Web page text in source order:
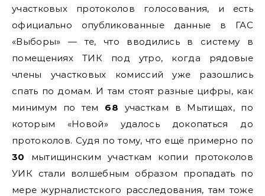
участковых протоколов голосования, и есть
официально опубликованные данные в ГАС
«Выборы» — те, что вводились в систему в
помещениях ТИК под утро, когда рядовые
члены участковых комиссий уже разошлись
спать по домам. И там стоят разные цифры, как
минимум по тем 68 участкам в Мытищах, по
которым «Новой» удалось докопаться до
протоколов. Судя по тому, что ещё примерно по
30 мытищинским участкам копии протоколов
УИК стали волшебным образом пропадать по
мере журналистского расследования, там тоже